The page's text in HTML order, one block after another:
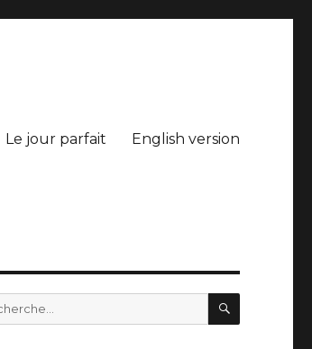
Le jour parfait English version